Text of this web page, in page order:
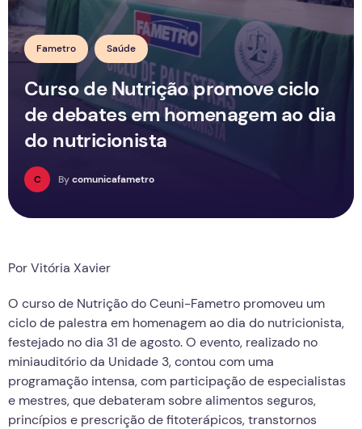
Fametro Saúde
Curso de Nutrição promove ciclo
de debates em homenagem ao dia
do nutricionista
C Bycomunicafametro
Por Vitória Xavier
O curso de Nutrição do Ceuni-Fametro promoveu um
ciclo de palestra em homenagem ao dia do nutricionista,
festejado no dia 31 de agosto. O evento, realizado no
miniauditório da Unidade 3, contou com uma
programação intensa, com participação de especialistas
e mestres, que debateram sobre alimentos seguros,
princípios e prescrição de fitoterápicos, transtornos